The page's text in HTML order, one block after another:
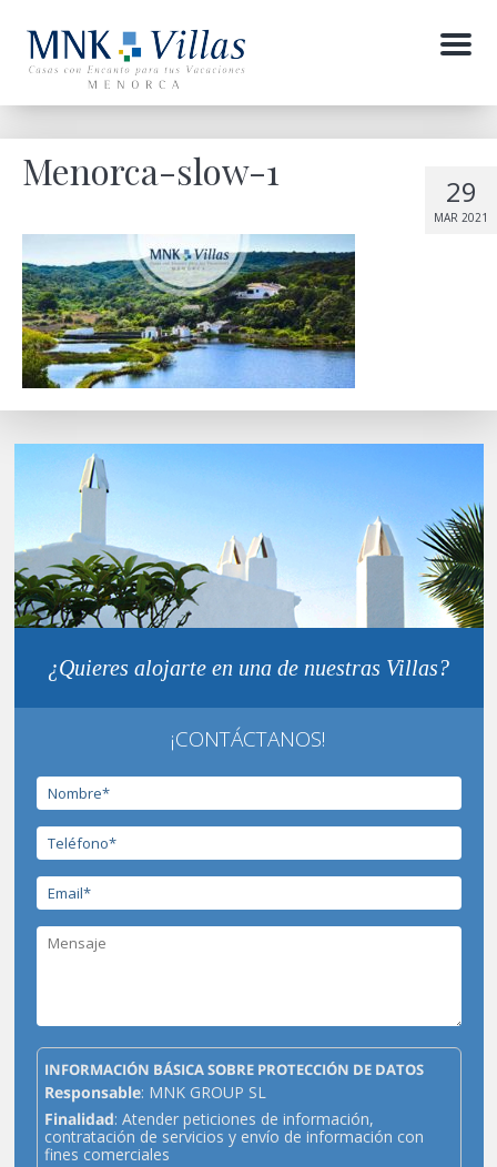
Menu
29
MAR 2021
Menorca-slow-1
¿Quieres alojarte en una de nuestras Villas?
¡CONTÁCTANOS!
INFORMACIÓN BÁSICA SOBRE PROTECCIÓN DE DATOS
Responsable: MNK GROUP SL
Finalidad: Atender peticiones de información,
contratación de servicios y envío de información con
fines comerciales